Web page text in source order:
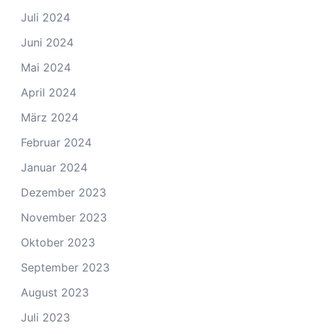
Juli 2024
Juni 2024
Mai 2024
April 2024
März 2024
Februar 2024
Januar 2024
Dezember 2023
November 2023
Oktober 2023
September 2023
August 2023
Juli 2023